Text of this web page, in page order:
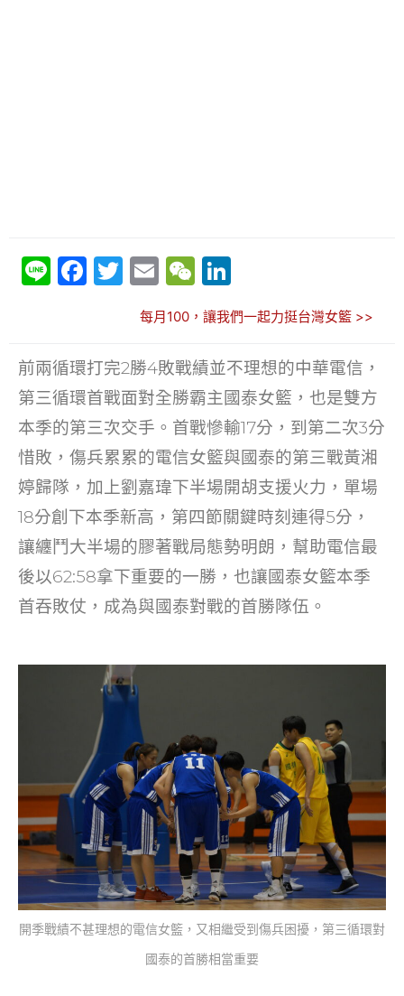
Li F
e
b
o
o
k
T
itt
er
E
ai
l
W
C
h
at
k
e
dI
n
每月100，讓我們一起力挺台灣女籃 >>
前兩循環打完2勝4敗戰績並不理想的中華電信，
第三循環首戰面對全勝霸主國泰女籃，也是雙方
本季的第三次交手。首戰慘輸17分，到第二次3分
惜敗，傷兵累累的電信女籃與國泰的第三戰黃湘
婷歸隊，加上劉嘉瑋下半場開胡支援火力，單場
18分創下本季新高，第四節關鍵時刻連得5分，
讓纏鬥大半場的膠著戰局態勢明朗，幫助電信最
後以62:58拿下重要的一勝，也讓國泰女籃本季
首吞敗仗，成為與國泰對戰的首勝隊伍。
開季戰績不甚理想的電信女籃，又相繼受到傷兵困擾，第三循環對
國泰的首勝相當重要